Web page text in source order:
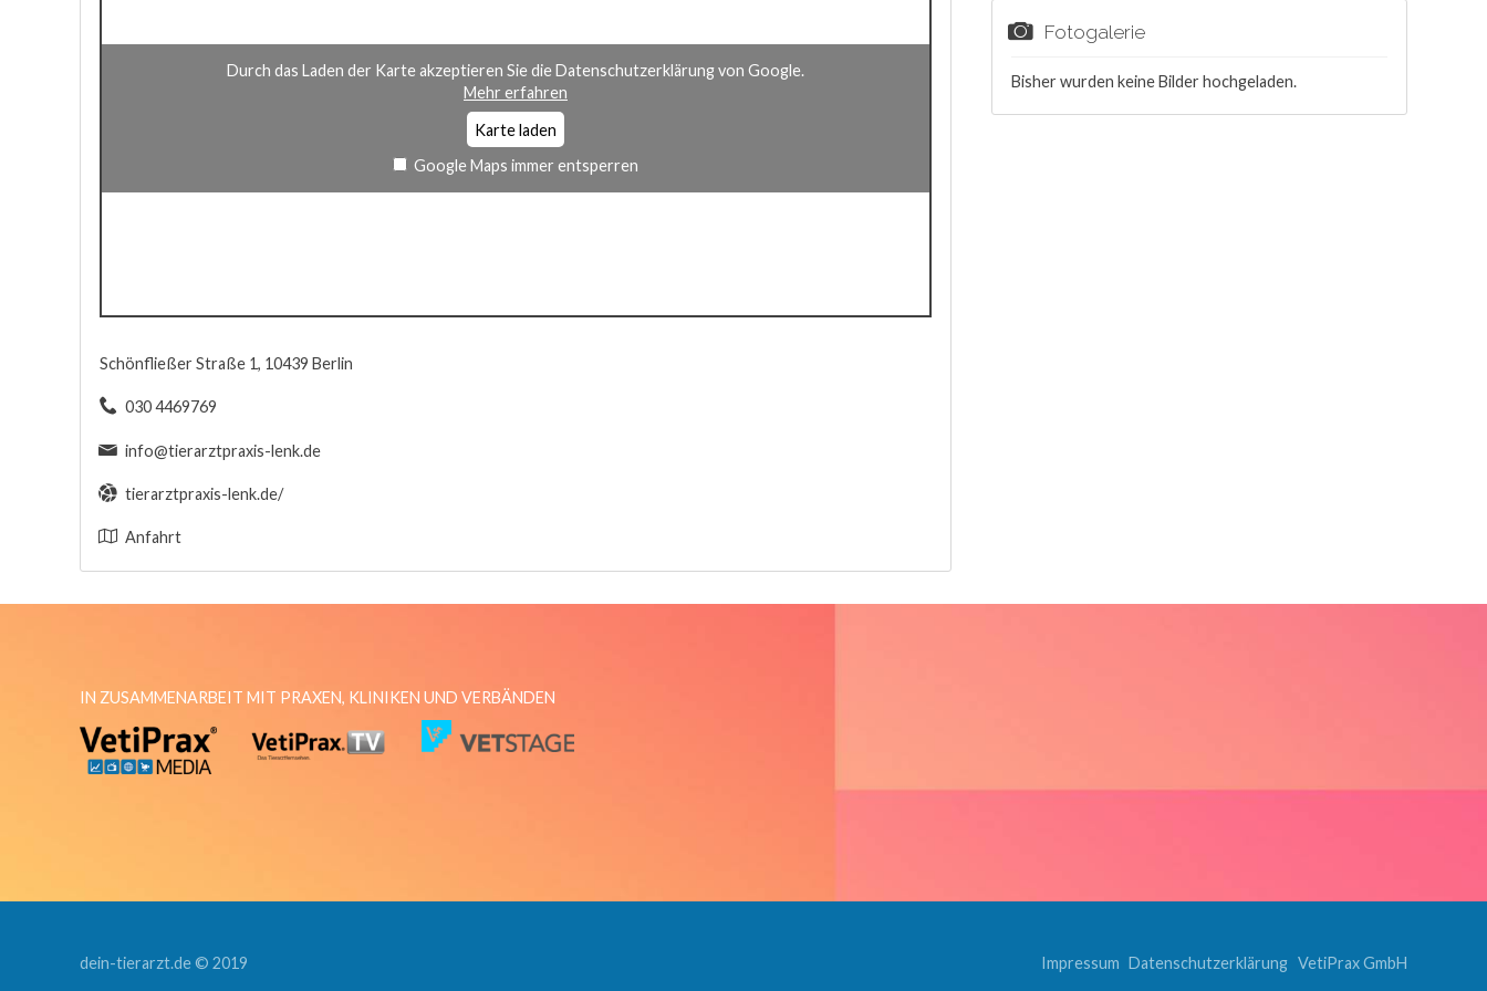
Durch das Laden der Karte akzeptieren Sie die Datenschutzerklärung von Google.
Mehr erfahren
Karte laden
Google Maps immer entsperren
Schönfließer Straße 1, 10439 Berlin
030 4469769
info@tierarztpraxis-lenk.de
tierarztpraxis-lenk.de/
Anfahrt
Fotogalerie
Bisher wurden keine Bilder hochgeladen.
IN ZUSAMMENARBEIT MIT PRAXEN, KLINIKEN UND VERBÄNDEN
dein-tierarzt.de © 2019 Impressum Datenschutzerklärung VetiPrax GmbH